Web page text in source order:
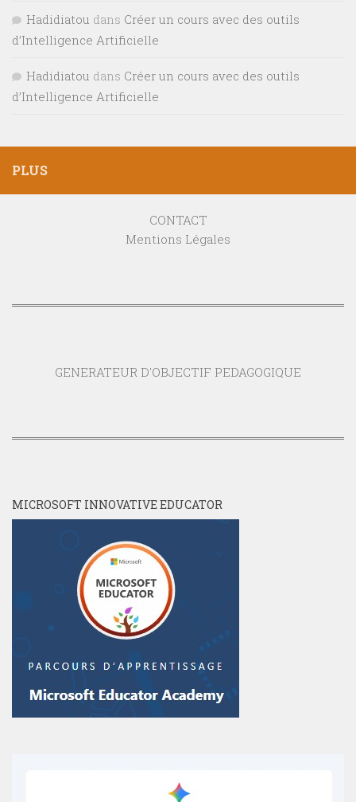
Hadidiatou dans Créer un cours avec des outils
d’Intelligence Artificielle
Hadidiatou dans Créer un cours avec des outils
d’Intelligence Artificielle
PLUS
CONTACT
Mentions Légales
GENERATEUR D'OBJECTIF PEDAGOGIQUE
MICROSOFT INNOVATIVE EDUCATOR